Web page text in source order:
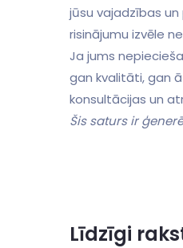
jūsu vajadzības
risinājumu izvēle
Ja ⁢jums
gan kvalitāti, gan
konsultācijas‍ un
Šis saturs ir
Līdzīgi